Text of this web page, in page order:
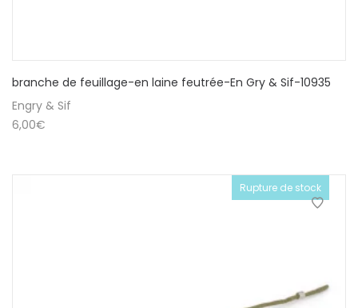
branche de feuillage-en laine feutrée-En Gry & Sif-10935
Engry & Sif
6,00€
Rupture de stock